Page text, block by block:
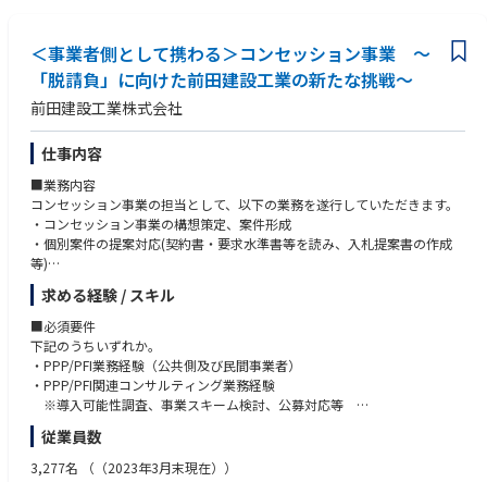
ご面接の段階で適宜すりあわせを頂きます。
・クライアントと共に成長
同社の抱える顧客は国内上場企業からIPOを目指すベンチャー企業も多く
ございます。
IPOを目指す企業と共に監査だけでなく、内部統制の構築や上場に向けた
各種アドバイザリーなどクライアント経営者と二人三脚で成長を目指して
いただきます。
＜事業者側として携わる＞コンセッション事業 ～
「脱請負」に向けた前田建設工業の新たな挑戦～
前田建設工業株式会社
仕事内容
■業務内容
コンセッション事業の担当として、以下の業務を遂行していただきます。
・コンセッション事業の構想策定、案件形成
・個別案件の提案対応(契約書・要求水準書等を読み、入札提案書の作成
等)
・SPCの運営
・受注後の運営管理業務（事業管理、アセットマネジメント、運転管理、
施設維持管理、修繕管理、更新計画、施工管理など）
※アリーナ、空港、道路などご経験に合わせたコンセッション領域をお任
せいたします。
仙台空港、愛知県有料道路、愛知県国際展示場、愛知県新体育館整備・運
営、大阪市工業用水道コンセッション 等
求める経験 / スキル
■必須要件
下記のうちいずれか。
・PPP/PFI業務経験（公共側及び民間事業者）
・PPP/PFI関連コンサルティング業務経験
※導入可能性調査、事業スキーム検討、公募対応等
公共向け民間向け双方可
・プロジェクトファイナンス関連業務経験、事業価値評価業務経験
・事業収支モデル作成・シミュレーション業務経験
従業員数
3,277名 （（2023年3月末現在））